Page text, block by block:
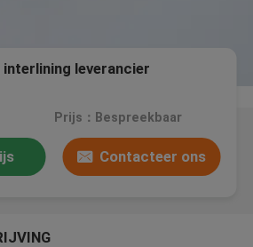
leverancier
Prijs：Bespreekbaar
Contacteer ons